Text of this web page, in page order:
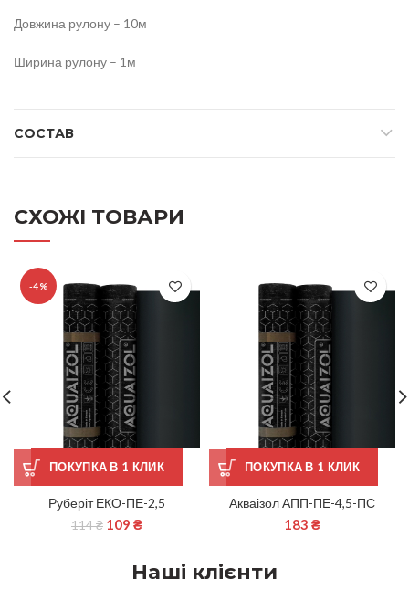
Довжина рулону – 10м
Ширина рулону – 1м
СОСТАВ
СХОЖІ ТОВАРИ
-4%
ПОКУПКА В 1 КЛИК
Руберіт ЕКО-ПЕ-2,5
114₴ 109 ₴
ПОКУПКА В 1 КЛИК
Акваізол АПП-ПЕ-4,5-ПС
183 ₴
Наші клієнти